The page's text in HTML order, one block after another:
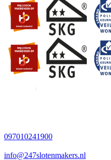
097010241900
info@247slotenmakers.nl